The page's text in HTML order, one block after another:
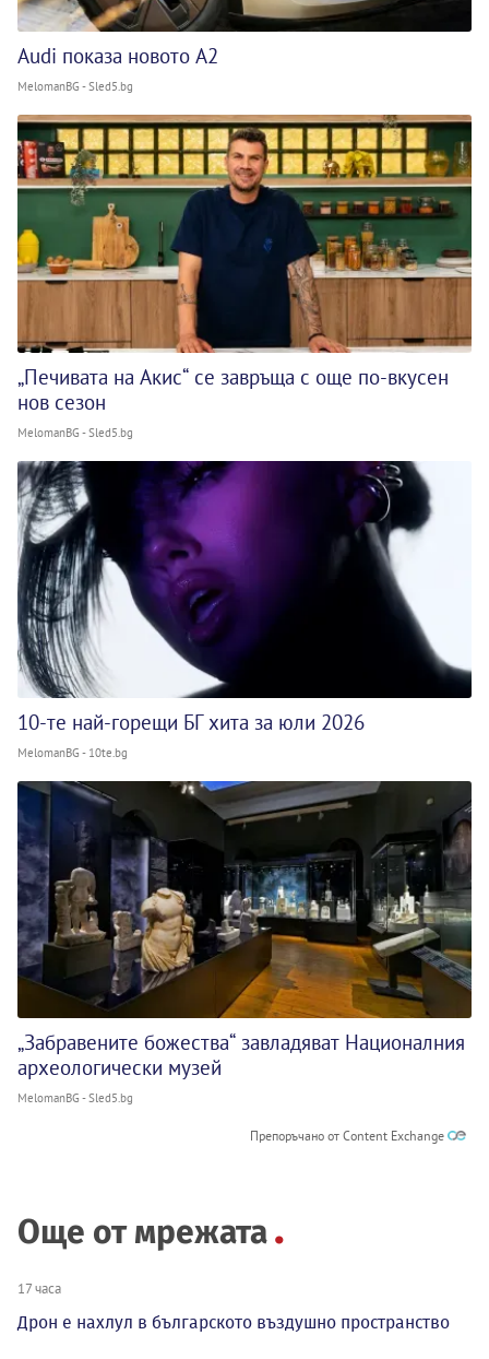
Audi показа новото A2
MelomanBG - Sled5.bg
„Печивата на Акис“ се завръща с още по-вкусен
нов сезон
MelomanBG - Sled5.bg
10-те най-горещи БГ хита за юли 2026
MelomanBG - 10te.bg
„Забравените божества“ завладяват Националния
археологически музей
MelomanBG - Sled5.bg
Препоръчано от Content Exchange
Още от мрежата
17 часа
Дрон е нахлул в българското въздушно пространство